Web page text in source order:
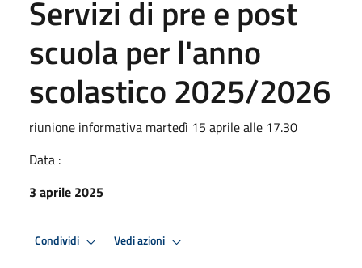
Servizi di pre e post
scuola per l'anno
scolastico 2025/2026
riunione informativa martedì 15 aprile alle 17.30
Data :
3 aprile 2025
Condividi Vedi azioni